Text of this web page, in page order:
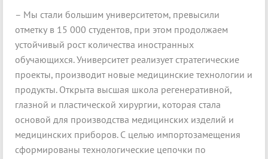
– Мы стали большим университетом, превысили
отметку в 15 000 студентов, при этом продолжаем
устойчивый рост количества иностранных
обучающихся. Университет реализует стратегические
проекты, производит новые медицинские технологии и
продукты. Открыта высшая школа регенеративной,
глазной и пластической хирургии, которая стала
основой для производства медицинских изделий и
медицинских приборов. С целью импортозамещения
сформированы технологические цепочки по